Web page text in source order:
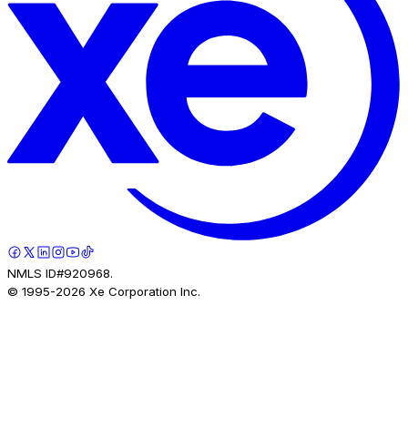
NMLS ID#920968.
© 1995-2026 Xe Corporation Inc.